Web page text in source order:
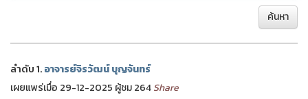
ค้นหา
ลำดับ 1.อาจารย์จิรวัฒน์ บุญจันทร์
เผยแพร่เมื่อ 29-12-2025 ผู้ชม 264Share